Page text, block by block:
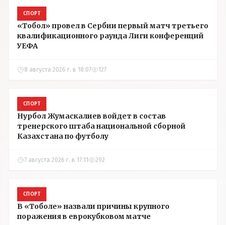
СПОРТ
«Тобол» провел в Сербии первый матч третьего
квалификационного раунда Лиги конференций
УЕФА
8 августа 2026 г. в 18:07 127
СПОРТ
Нурбол Жумаскалиев войдет в состав
тренерского штаба национальной сборной
Казахстана по футболу
7 августа 2026 г. в 17:11 292
СПОРТ
В «Тоболе» назвали причины крупного
поражения в еврокубковом матче